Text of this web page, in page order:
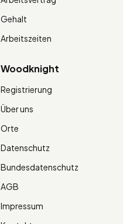
Gehalt
Arbeitszeiten
Woodknight
Registrierung
Über uns
Orte
Datenschutz
Bundesdatenschutz
AGB
Impressum